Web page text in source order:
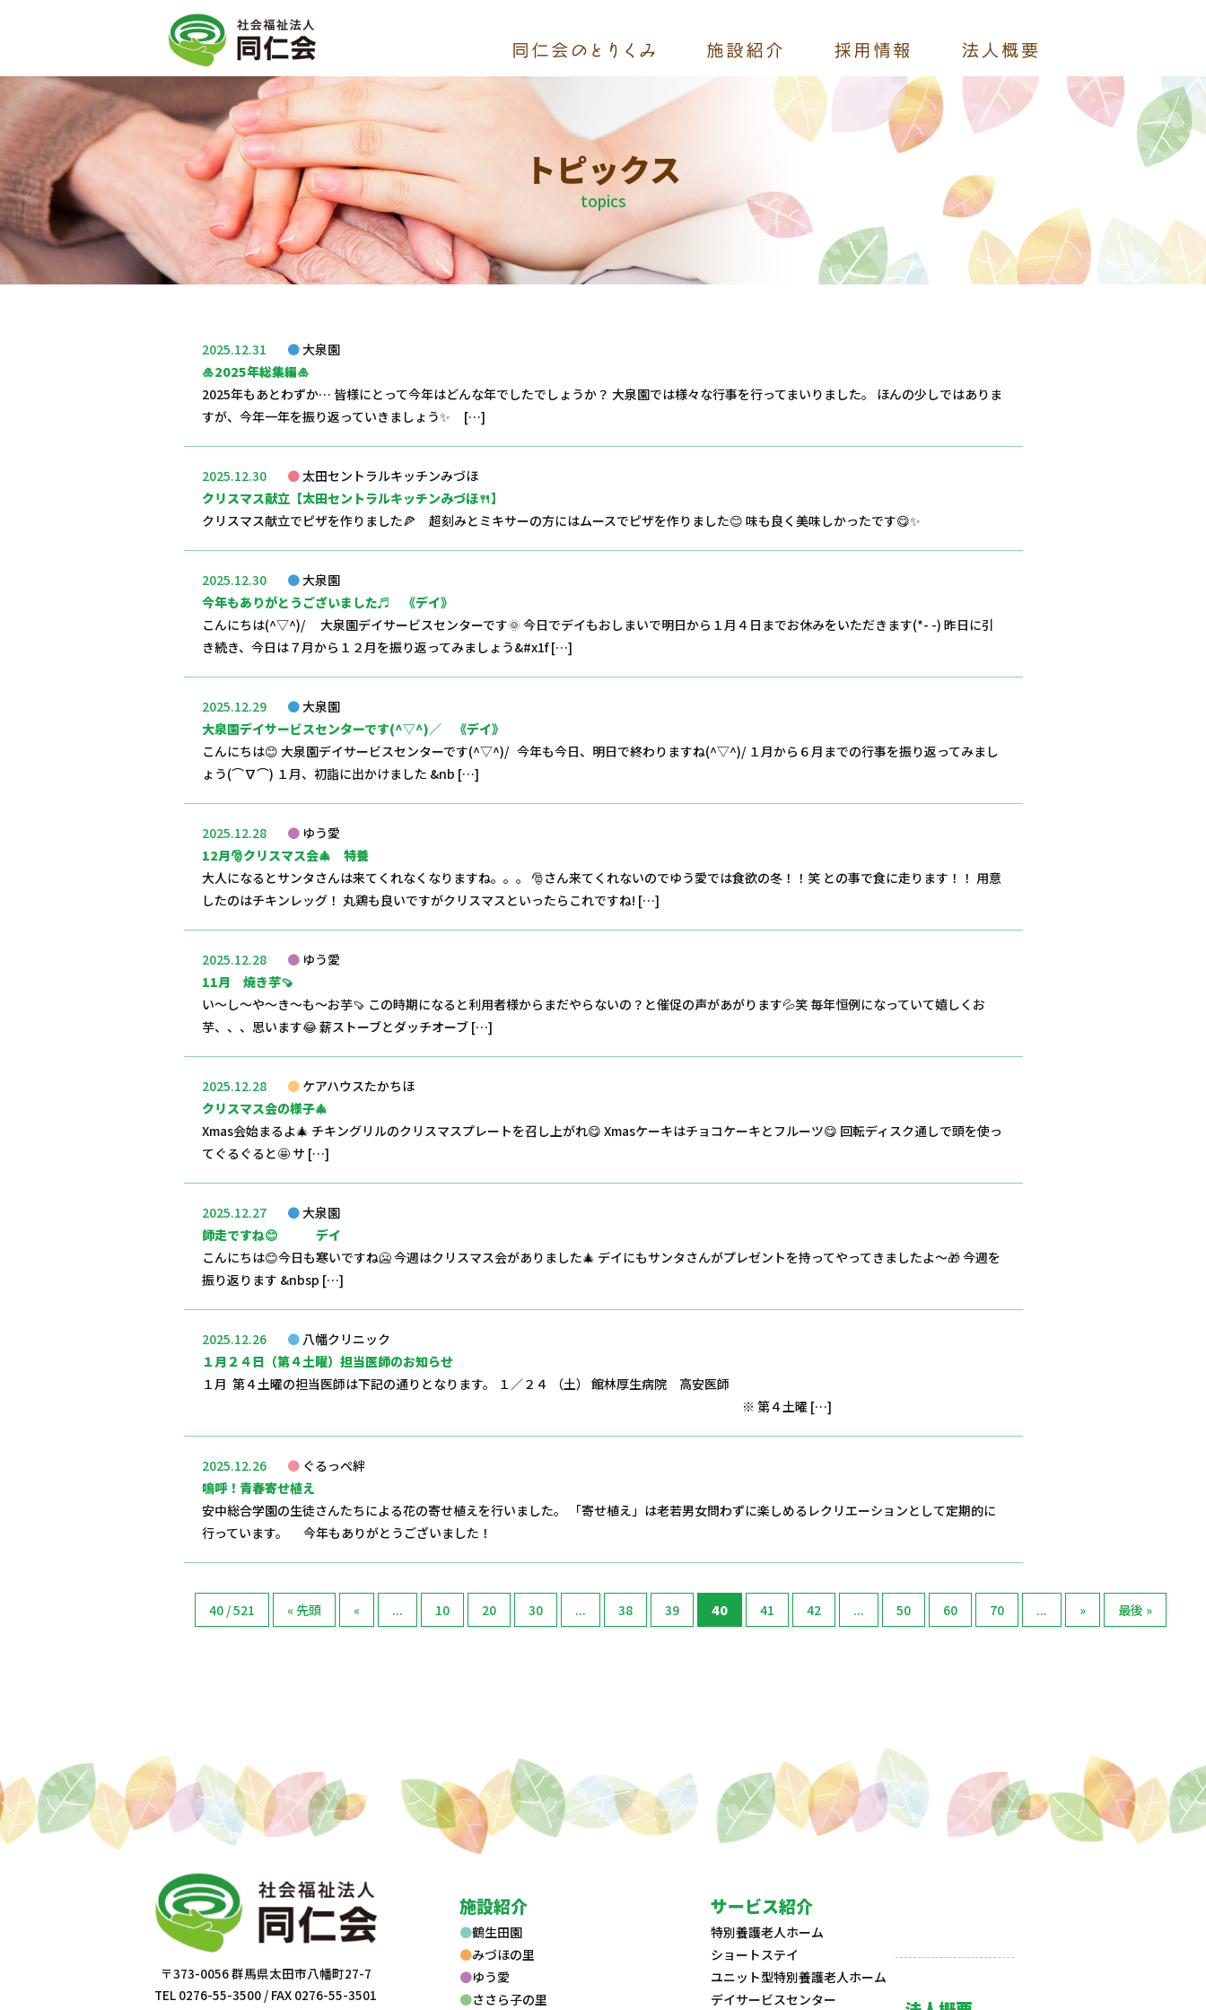
トピックス
topics
2025.12.31
大泉園
🎍2025年総集編🎍
2025年もあとわずか… 皆様にとって今年はどんな年でしたでしょうか？ 大泉園では様々な行事を行ってまいりました。 ほんの少しではありま
すが、今年一年を振り返っていきましょう✨ […]
2025.12.30
太田セントラルキッチンみづほ
クリスマス献立【太田セントラルキッチンみづほ🍴】
クリスマス献立でピザを作りました🍕 超刻みとミキサーの方にはムースでピザを作りました😊 味も良く美味しかったです😋✨
2025.12.30
大泉園
今年もありがとうございました♬ 《デイ》
こんにちは(^▽^)/ 大泉園デイサービスセンターです🌞 今日でデイもおしまいで明日から１月４日までお休みをいただきます(*- -) 昨日に引
き続き、今日は７月から１２月を振り返ってみましょう&#x1f […]
2025.12.29
大泉園
大泉園デイサービスセンターです(^▽^)／ 《デイ》
こんにちは😊 大泉園デイサービスセンターです(^▽^)/ 今年も今日、明日で終わりますね(^▽^)/ １月から６月までの行事を振り返ってみまし
ょう(⌒∇⌒) １月、初詣に出かけました &nb […]
2025.12.28
ゆう愛
12月🎅クリスマス会🎄 特養
大人になるとサンタさんは来てくれなくなりますね。。。 🎅さん来てくれないのでゆう愛では食欲の冬！！笑 との事で食に走ります！！ 用意
したのはチキンレッグ！ 丸鶏も良いですがクリスマスといったらこれですね! […]
2025.12.28
ゆう愛
11月 焼き芋🍠
い～し～や～き～も～お芋🍠 この時期になると利用者様からまだやらないの？と催促の声があがります💦笑 毎年恒例になっていて嬉しくお
芋、、、思います😂 薪ストーブとダッチオーブ […]
2025.12.28
ケアハウスたかちほ
クリスマス会の様子🎄
Xmas会始まるよ🎄 チキングリルのクリスマスプレートを召し上がれ😋 Xmasケーキはチョコケーキとフルーツ😋 回転ディスク通しで頭を使っ
てぐるぐると🤩 サ […]
2025.12.27
大泉園
師走ですね😊 デイ
こんにちは😊今日も寒いですね🥶 今週はクリスマス会がありました🎄 デイにもサンタさんがプレゼントを持ってやってきましたよ～🎁 今週を
振り返ります &nbsp […]
2025.12.26
八幡クリニック
１月２４日（第４土曜）担当医師のお知らせ
１月 第４土曜の担当医師は下記の通りとなります。 １／２４ （土） 館林厚生病院 高安医師
※ 第４土曜 […]
2025.12.26
ぐるっぺ絆
嗚呼！青春寄せ植え
安中総合学園の生徒さんたちによる花の寄せ植えを行いました。 「寄せ植え」は老若男女問わずに楽しめるレクリエーションとして定期的に
行っています。 今年もありがとうございました！
40 / 521 « 先頭 « ... 10 20 30 ... 38 39 40 41 42 ... 50 60 70 ... » 最後 »
〒373-0056 群馬県太田市八幡町27-7
TEL 0276-55-3500 / FAX 0276-55-3501
施設紹介
鶴生田園
みづほの里
ゆう愛
ささら子の里
サービス紹介
特別養護老人ホーム
ショートステイ
ユニット型特別養護老人ホーム
デイサービスセンター